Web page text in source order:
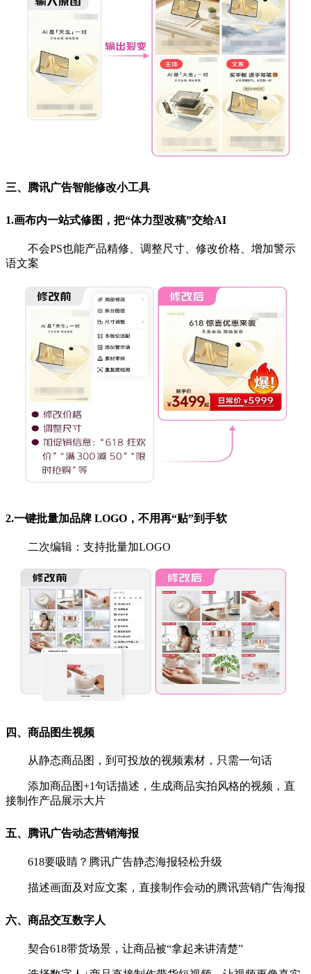
三、腾讯广告智能修改小工具
1.画布内一站式修图，把“体力型改稿”交给AI
不会PS也能产品精修、调整尺寸、修改价格、增加警示
语文案
2.一键批量加品牌 LOGO，不用再“贴”到手软
二次编辑：支持批量加LOGO
四、商品图生视频
从静态商品图，到可投放的视频素材，只需一句话
添加商品图+1句话描述，生成商品实拍风格的视频，直
接制作产品展示大片
五、腾讯广告动态营销海报
618要吸睛？腾讯广告静态海报轻松升级
描述画面及对应文案，直接制作会动的腾讯营销广告海报
六、商品交互数字人
契合618带货场景，让商品被“拿起来讲清楚”